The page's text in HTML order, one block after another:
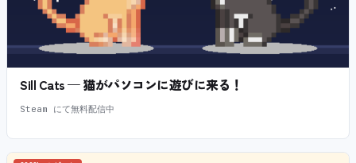
Sill Cats — 猫がパソコンに遊びに来る！
Steam にて無料配信中